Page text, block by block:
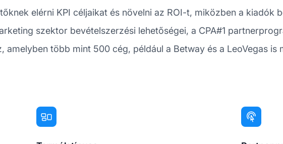
elérni KPI céljaikat és növelni az ROI-t, miközben a kiadók
szektor bevételszerzési lehetőségei, a CPA#1
amelyben több mint 500 cég, például a Betway és a LeoVegas is